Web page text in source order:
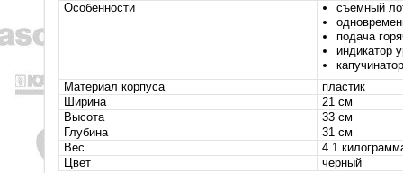
Особенности
съемный
подача
индикатор
Материал корпуса
пластик
Ширина
21 см
Высота
33 см
Глубина
31 см
Вес
4.1
Цвет
черный